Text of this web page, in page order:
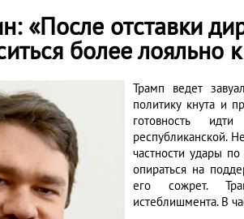
«После отставки
более лояльно
Трамп ведет
политику кнута и
готовность
республиканской.
частности удары
опираться на
его сожрет.
истеблишмента. В